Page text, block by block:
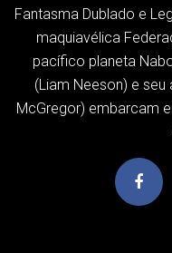
Fantasma Dublado e
maquiavélica
pacífico planeta
(Liam Neeson) e seu
McGregor) embarcam